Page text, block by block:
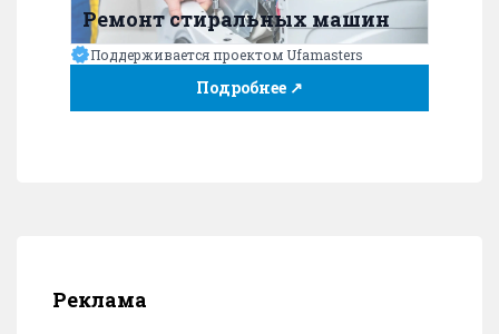
Ремонт стиральных машин
Поддерживается проектом Ufamasters
Подробнее ↗
Реклама